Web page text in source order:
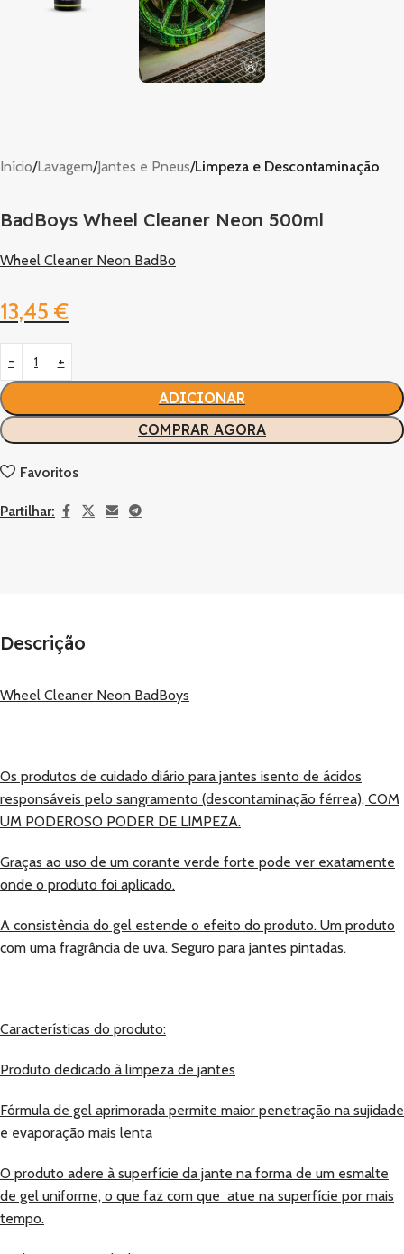
Início Lavagem Jantes e Pneus Limpeza e Descontaminação
BadBoys Wheel Cleaner Neon 500ml
Wheel Cleaner Neon BadBo
13,45 €
ADICIONAR
COMPRAR AGORA
Favoritos
Partilhar:
Descrição
Wheel Cleaner Neon BadBoys
Os produtos de cuidado diário para jantes isento de ácidos
responsáveis ​​pelo sangramento (descontaminação férrea), COM
UM PODEROSO PODER DE LIMPEZA.
Graças ao uso de um corante verde forte pode ver exatamente
onde o produto foi aplicado.
A consistência do gel estende o efeito do produto. Um produto
com uma fragrância de uva. Seguro para jantes pintadas.
Características do produto:
Produto dedicado à limpeza de jantes
Fórmula de gel aprimorada permite maior penetração na sujidade
e evaporação mais lenta
O produto adere à superfície da jante na forma de um esmalte
de gel uniforme, o que faz com que atue na superfície por mais
tempo.